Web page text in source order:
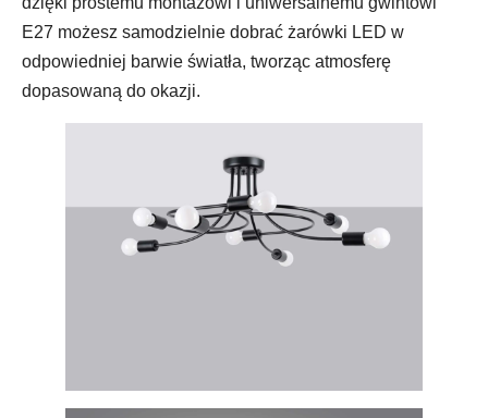
E27 możesz samodzielnie dobrać żarówki LED w
odpowiedniej barwie światła, tworząc atmosferę
dopasowaną do okazji.